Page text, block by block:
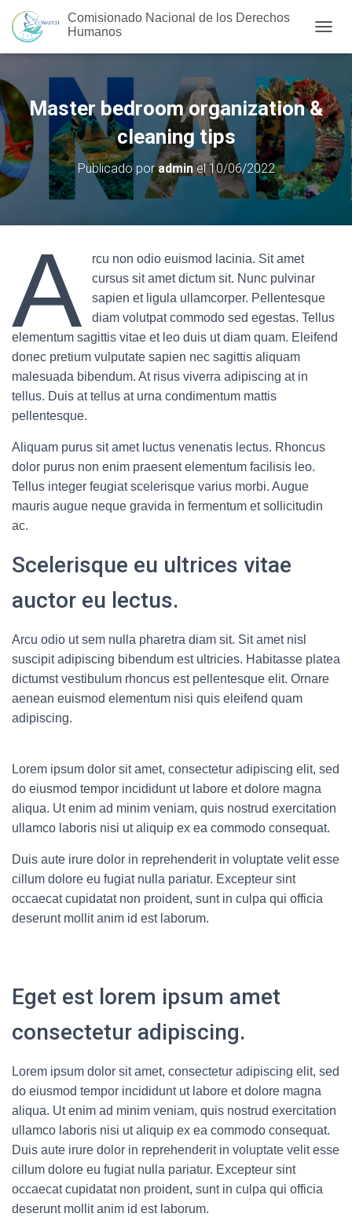
Comisionado Nacional de los Derechos
Humanos
A
B
I
A
R
M
O
D
O
C
I
Master bedroom organization &
cleaning tips
Publicado poradminel10/06/2022
A
rcu non odio euismod lacinia. Sit amet
cursus sit amet dictum sit. Nunc pulvinar
sapien et ligula ullamcorper. Pellentesque
diam volutpat commodo sed egestas. Tellus
elementum sagittis vitae et leo duis ut diam quam. Eleifend
donec pretium vulputate sapien nec sagittis aliquam
malesuada bibendum. At risus viverra adipiscing at in
tellus. Duis at tellus at urna condimentum mattis
pellentesque.
Aliquam purus sit amet luctus venenatis lectus. Rhoncus
dolor purus non enim praesent elementum facilisis leo.
Tellus integer feugiat scelerisque varius morbi. Augue
mauris augue neque gravida in fermentum et sollicitudin
ac.
Scelerisque eu ultrices vitae
auctor eu lectus.
Arcu odio ut sem nulla pharetra diam sit. Sit amet nisl
suscipit adipiscing bibendum est ultricies. Habitasse platea
dictumst vestibulum rhoncus est pellentesque elit. Ornare
aenean euismod elementum nisi quis eleifend quam
adipiscing.
Lorem ipsum dolor sit amet, consectetur adipiscing elit, sed
do eiusmod tempor incididunt ut labore et dolore magna
aliqua. Ut enim ad minim veniam, quis nostrud exercitation
ullamco laboris nisi ut aliquip ex ea commodo consequat.
Duis aute irure dolor in reprehenderit in voluptate velit esse
cillum dolore eu fugiat nulla pariatur. Excepteur sint
occaecat cupidatat non proident, sunt in culpa qui officia
deserunt mollit anim id est laborum.
Eget est lorem ipsum amet
consectetur adipiscing.
Lorem ipsum dolor sit amet, consectetur adipiscing elit, sed
do eiusmod tempor incididunt ut labore et dolore magna
aliqua. Ut enim ad minim veniam, quis nostrud exercitation
ullamco laboris nisi ut aliquip ex ea commodo consequat.
Duis aute irure dolor in reprehenderit in voluptate velit esse
cillum dolore eu fugiat nulla pariatur. Excepteur sint
occaecat cupidatat non proident, sunt in culpa qui officia
deserunt mollit anim id est laborum.